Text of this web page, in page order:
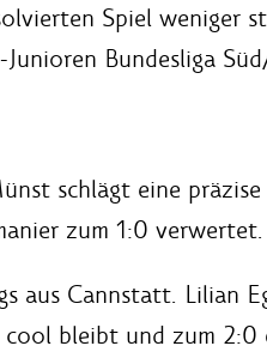
Spiel weniger
Bundesliga
schlägt eine
zum 1:0 verwertet.
aus Cannstatt. Lilian
bleibt und zum 2:0